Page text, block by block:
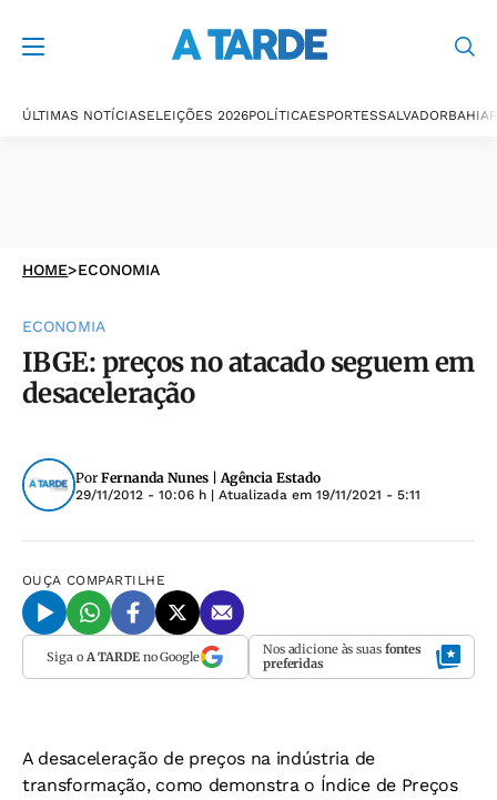
ÚLTIMAS NOTÍCIASELEIÇÕES 2026POLÍTICAESPORTESSALVADORBAHIA
HOME>ECONOMIA
ECONOMIA
IBGE: preços no atacado seguem em
desaceleração
Por Fernanda Nunes | Agência Estado
29/11/2012 - 10:06 h | Atualizada em 19/11/2021 - 5:11
OUÇA COMPARTILHE
Siga o A TARDEno Google Nos adicione às suas fontes
preferidas
A desaceleração de preços na indústria de
transformação, como demonstra o Índice de Preços